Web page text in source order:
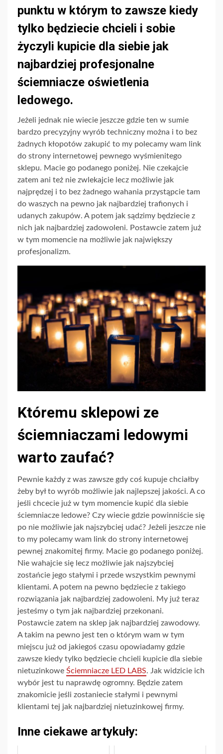
punktu w którym to zawsze kiedy
tylko będziecie chcieli i sobie
życzyli kupicie dla siebie jak
najbardziej profesjonalne
ściemniacze oświetlenia
ledowego.
Jeżeli jednak nie wiecie jeszcze gdzie ten w sumie
bardzo precyzyjny wyrób techniczny można i to bez
żadnych kłopotów zakupić to my polecamy wam link
do strony internetowej pewnego wyśmienitego
sklepu. Macie go podanego poniżej. Nie czekajcie
zatem ani też nie zwlekajcie lecz możliwie jak
najprędzej i to bez żadnego wahania przystąpcie tam
do waszych na pewno jak najbardziej trafionych i
udanych zakupów. A potem jak sądzimy będziecie z
nich jak najbardziej zadowoleni. Postawcie zatem już
w tym momencie na możliwie jak największy
profesjonalizm.
Któremu sklepowi ze
ściemniaczami ledowymi
warto zaufać?
Pewnie każdy z was zawsze gdy coś kupuje chciałby
żeby był to wyrób możliwie jak najlepszej jakości. A co
jeśli chcecie już w tym momencie kupić dla siebie
ściemniacze ledowe? Czy wiecie gdzie powinniście się
po nie możliwie jak najszybciej udać? Jeżeli jeszcze nie
to my polecamy wam link do strony internetowej
pewnej znakomitej firmy. Macie go podanego poniżej.
Nie wahajcie się lecz możliwie jak najszybciej
zostańcie jego stałymi i przede wszystkim pewnymi
klientami. A potem na pewno będziecie z takiego
rozwiązania jak najbardziej zadowoleni. My już teraz
jesteśmy o tym jak najbardziej przekonani.
Postawcie zatem na sklep jak najbardziej zawodowy.
A takim na pewno jest ten o którym wam w tym
miejscu już od jakiegoś czasu opowiadamy gdzie
zawsze kiedy tylko będziecie chcieli kupicie dla siebie
nietuzinkowe Ściemniacze LED LABS. Jak widzicie ich
wybór jest tu naprawdę ogromny. Będzie zatem
znakomicie jeśli zostaniecie stałymi i pewnymi
klientami tej jak najbardziej nietuzinkowej firmy.
Inne ciekawe artykuły: